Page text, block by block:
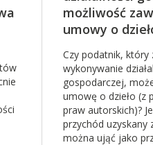
możliwość
umowy o
Czy podatnik, który
wykonywanie
gospodarczej,
umowę o dzieło (z
praw autorskich)?
przychód uzyskany
można ująć jako